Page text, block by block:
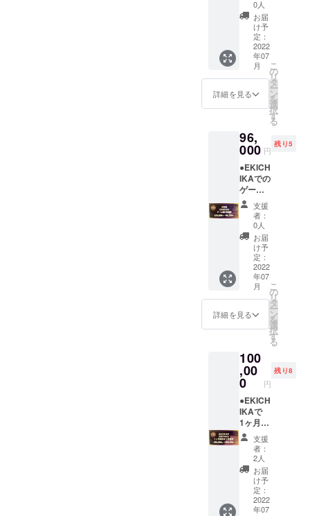
出来次
第、掲
載を開
始させ
て頂き
ます。
・お名
前の掲
載を希
欄へ
「名入
し」と
ご記入
くださ
い。 ・
掲載期
間は8月
31日ま
でにな
りま
す。
が設置
されて
いる
ゾーン
で１ヶ
月間遊
び放題
になり
ます。
ころ
20%引
きの
24,000
円でご
利用い
ただけ
るので
是非遊
び尽く
して下
さい。
※購入者
ご本人
様以外
のご利
用はで
題券を
ご利用
してか
ら30日
間ご利
用いた
だけま
す。 ・
開始日
有効期
限は、
2022年
12月1日
になり
をご提
供させ
て頂き
す。
大会レ
ベルの
ハイス
ペック
ゲーミ
PC【RT
X3090
】をは
じめ、
全50台
もの
ゲーミ
ングPC
が設置
されて
いる
ゾーン
で3ヶ月
間遊び
放題に
なりま
す。 定
ころ
20%引
きの
60,000
円でご
利用い
ただけ
るので
是非遊
び尽く
して下
さい。
※購入者
ご本人
様以外
0人
お届
け予
定：
2022
年07
月
詳細を見る
こ
の
リ
タ
ー
ン
を
選
択
す
る
96,
000 円
残り5
●EKICH
IKAでの
ゲーム
が半年
間遊び
放題券
をご提
供させ
て頂き
す。
大会レ
ベルの
ハイス
ペック
ゲーミ
PC【RT
X3090
】をは
じめ、
全50台
もの
ゲーミ
ングPC
が設置
されて
いる
ゾーン
で半年
間間遊
び放題
支援
者：
0人
お届
け予
定：
2022
年07
月
詳細を見る
こ
の
リ
タ
ー
ン
を
選
択
す
る
100
,00
0 円
残り8
●EKICH
IKAで
1ヶ月内
泊まり
放題券
をご提
供させ
て頂き
ます。
（2022
支援
者：
2人
お届
け予
定：
2022
年07